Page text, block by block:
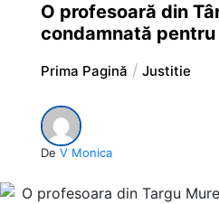
O profesoară din
condamnată pentru
Prima Pagină Justitie
De V Monica